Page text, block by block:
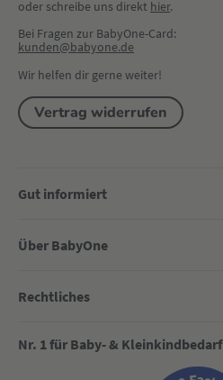
oder schreibe uns direkt hier.
Bei Fragen zur BabyOne-Card:
kunden@babyone.de
Wir helfen dir gerne weiter!
Vertrag widerrufen
Gut informiert
Über BabyOne
Rechtliches
Nr. 1 für Baby- & Kleinkindbedarf